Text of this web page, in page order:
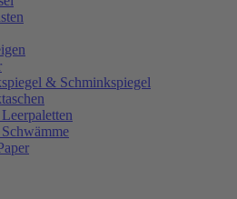
& Schminkspiegel